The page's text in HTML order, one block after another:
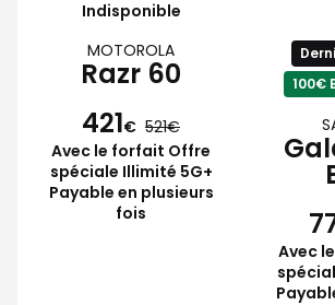
Indisponible
MOTOROLA
Razr 60
421€ 521
Avec le forfait Offre
spéciale Illimité 5G+
Payable en plusieurs
fois
100€
Avec